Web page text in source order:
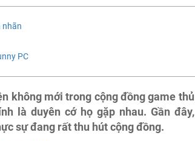
nhãn
PC
không mới trong cộng đồng game thủ
là duyên cớ họ gặp nhau. Gần đây,
sự đang rất thu hút cộng đồng.